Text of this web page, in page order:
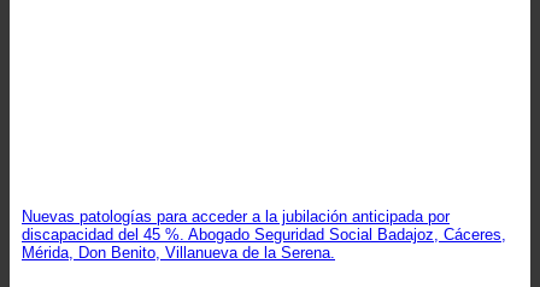
Nuevas patologías para acceder a la jubilación anticipada por
discapacidad del 45 %. Abogado Seguridad Social Badajoz, Cáceres,
Mérida, Don Benito, Villanueva de la Serena.